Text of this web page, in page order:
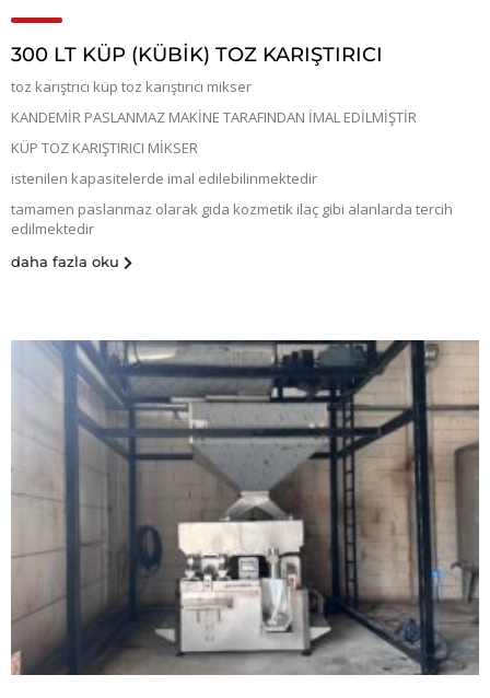
300 LT KÜP (KÜBIK) TOZ KARIŞTIRICI
toz karıştrıcı küp toz karıştırıcı mikser
KANDEMİR PASLANMAZ MAKİNE TARAFINDAN İMAL EDİLMİŞTİR
KÜP TOZ KARIŞTIRICI MİKSER
istenilen kapasitelerde imal edilebilinmektedir
tamamen paslanmaz olarak gıda kozmetik ilaç gibi alanlarda tercih
edilmektedir
daha fazla oku